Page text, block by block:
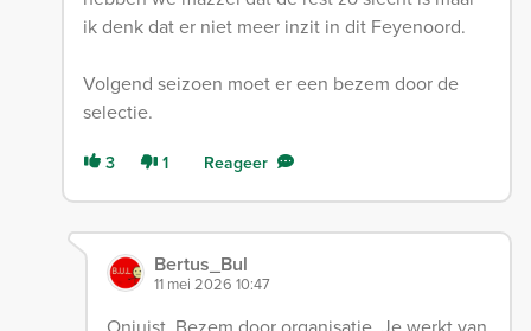
ik denk dat er niet meer inzit in dit Feyenoord.
Volgend seizoen moet er een bezem door de
selectie.
3 1 Reageer
Bertus_Bul
11 mei 2026 10:47